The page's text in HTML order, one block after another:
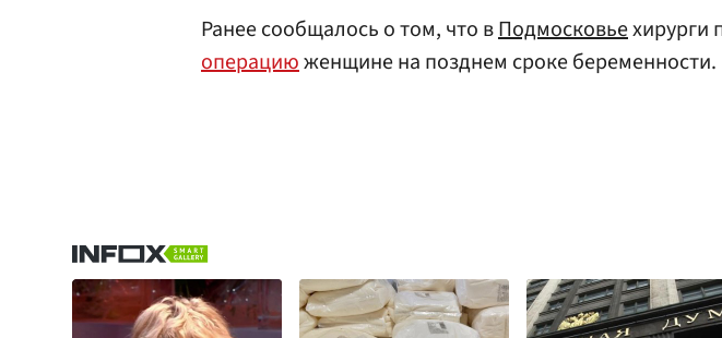
Ранее сообщалось о том, что вПодмосковьехирурги
операциюженщине на позднем сроке беременности.